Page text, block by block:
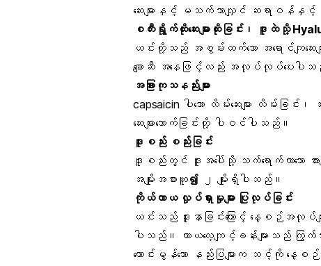
ဆေးများနှင့် မသက်သာလျှင် ဆရာဝန်နှင့် သွား
စတီးရွိုက်ထိုးဆေးများထိုးခြင်း၊ ဒူးထဲသို့
ယင်းတို့သည် အစွမ်းထက်သော အရောင်ကျဆ
ချောဆီ အနေဖြင့်လည်း အလုပ်လုပ်ပေးပါ
အခြားကုသနည်းများ
capsaicin ပါသော လိမ်းဆေးများ လိမ်းခြ
ဆေးများသောက်ခြင်းတို့ ပါဝင်ပါသည်။
ဒူးစည်း စည်းခြင်း
ဒူးစည်းတွင် ဒူးအပေါ်သို့ သက်ရောက်လာသော အာ
အမျိုးအစားဟူ၍ ၂ မျိုးရှိပါသည်။
ကိုယ်ကာယ လှုပ်ရှားမှုများ ပြုလုပ်ခြင်း
ယင်းသည် ဒူးနာခြင်းကြောင့် နေ့စဉ်အ
ပါသည်။ ကာယလေ့ကျင့်ခန်းများသည် ကြွက်သာ
ကောင်းမွန်သော နည်းပြများက သင့်ကို န